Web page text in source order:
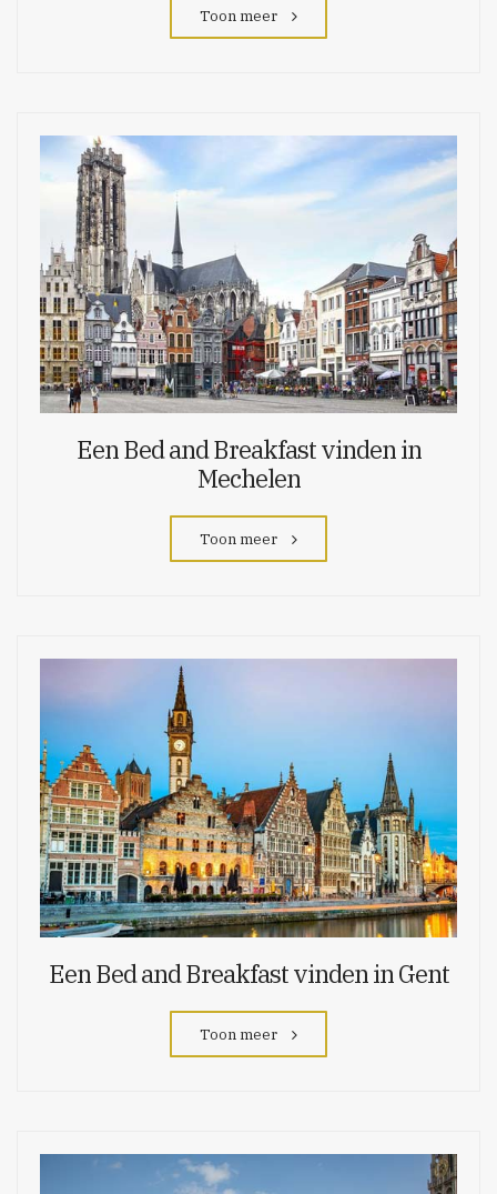
Toon meer
Een Bed and Breakfast vinden in
Mechelen
Toon meer
Een Bed and Breakfast vinden in Gent
Toon meer